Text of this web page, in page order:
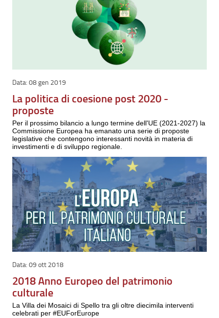
08 gen 2019
La politica di coesione post 2020 -
proposte
Per il prossimo bilancio a lungo termine dell'UE (2021-2027) la
Commissione Europea ha emanato una serie di proposte
legislative che contengono interessanti novità in materia di
investimenti e di sviluppo regionale.
09 ott 2018
2018 Anno Europeo del patrimonio
culturale
La Villa dei Mosaici di Spello tra gli oltre diecimila interventi
celebrati per #EUForEurope